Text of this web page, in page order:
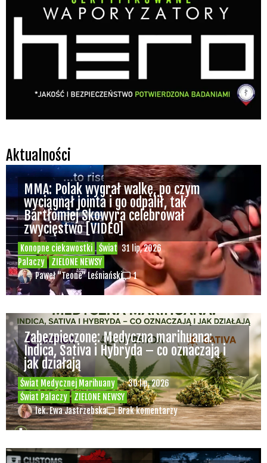
Aktualności
Konopne ciekawostki
Świat
Palaczy
ZIELONE NEWSY
31 lip, 2026
MMA: Polak wygrał walkę, po czym
wyciągnął jointa i go odpalił, tak
Bartłomiej Skowyra celebrował
zwycięstwo [VIDEO]
Paweł "Teone" Leśniański 1
Świat Medycznej Marihuany
Świat Palaczy
ZIELONE NEWSY
30 lip, 2026
Zabezpieczone: Medyczna marihuana:
Indica, Sativa i Hybryda – co oznaczają i
jak działają
lek. Ewa Jastrzebska Brak komentarzy